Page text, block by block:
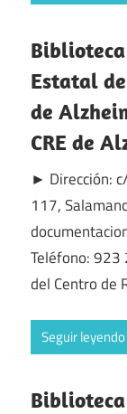
Estatal
de
CRE de
► Dirección:
117,
Teléfono:
del Centro de
Seguir leyendo